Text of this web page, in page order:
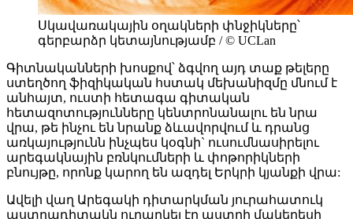
Սկավառակային օղակների փնջիկները՝
գերբարձր կետայնությամբ / © UCLan
Գիտնականների խոսքով՝ ձգվող այդ տաք թելերը
ստեղծող ֆիզիկական հստակ մեխանիզմը մնում է
անհայտ, ուստի հետագա գիտական
հետազոտությունները կենտրոնանալու են նրա
վրա, թե ինչու են նրանք ձևավորվում և դրանց
առկայությունն ինչպես կօգնի` ուսումնասիրելու
արեգակնային բռնկումների և փոթորիկների
բնույթը, որոնք կարող են ազդել Երկրի կյանքի վրա:
Ավելի վաղ Արեգակի դիտարկման յուրահատուկ
աստղադիտակն ուղարկել էր աստղի մակերեսի